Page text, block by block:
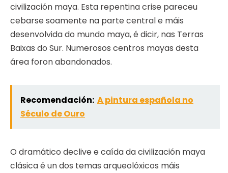
civilización maya. Esta repentina crise pareceu
cebarse soamente na parte central e máis
desenvolvida do mundo maya, é dicir, nas Terras
Baixas do Sur. Numerosos centros mayas desta
área foron abandonados.
Recomendación: A pintura española no
Século de Ouro
O dramático declive e caída da civilización maya
clásica é un dos temas arqueolóxicos máis